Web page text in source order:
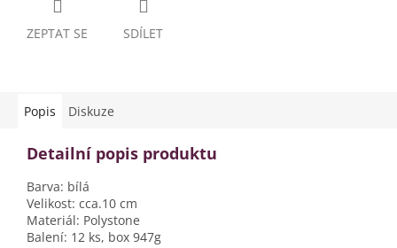
ZEPTAT SE SDÍLET
Popis Diskuze
Detailní popis produktu
Barva: bílá
Velikost: cca.10 cm
Materiál: Polystone
Balení: 12 ks, box 947g